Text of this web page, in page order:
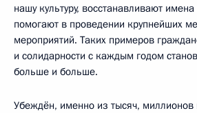
нашу культуру, восстанавливают
помогают в проведении крупнейших
мероприятий. Таких примеров
и солидарности с каждым годом
больше и больше.
Убеждён, именно из тысяч, миллионов